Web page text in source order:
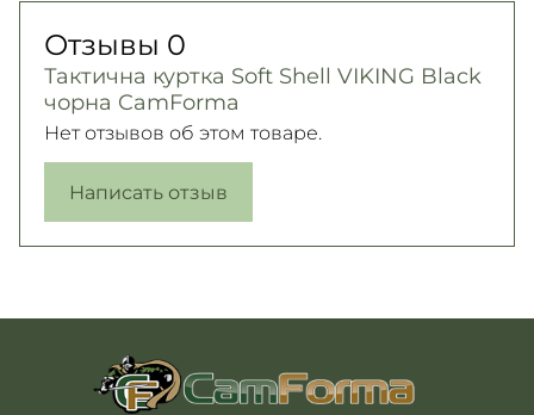
Отзывы 0
Тактична куртка Soft Shell VIKING Black
чорна CamForma
Нет отзывов об этом товаре.
Написать отзыв